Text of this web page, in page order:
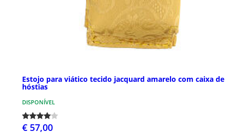
Estojo para viático tecido jacquard amarelo com caixa de
hóstias
DISPONÍVEL
€ 57,00